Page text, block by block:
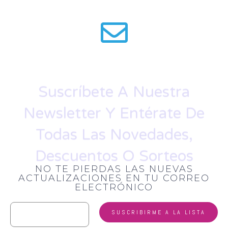
Suscríbete A Nuestra
Newsletter Y Entérate De
Todas Las Novedades,
Descuentos O Sorteos
NO TE PIERDAS LAS NUEVAS
ACTUALIZACIONES EN TU CORREO
ELECTRÓNICO